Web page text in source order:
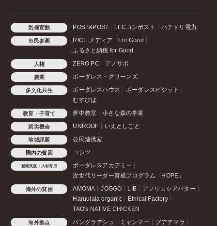
気候変動 POST&POST LFCコンポスト ハチドリ電力
市民参画 RICE メディア
For Good
ふるさと納税 for Good
人権 ZERO PC アノサポ
農業 ボーダレス・グリーンズ
多文化共生 ボーダレスハウス
ボーダレスビジット
むすびば
教育・子育て 夢中教室 小さな森の学童
就労機会 UNROOF いえとしごと
地域課題 公民連携室
国内の貧困 コシツ
起業支援・人材育成
ボーダレスアカデミー
次世代リーダー育成プログラム「HOPE」
海外の貧困 AMOMA JOGGO LIB
アフリカシアバター
Haruulala organic
Ethical Factory
TAO's NATIVE CHICKEN
海外拠点 バングラデシュ ミャンマー グアテマラ